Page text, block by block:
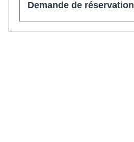
Demande de réservation